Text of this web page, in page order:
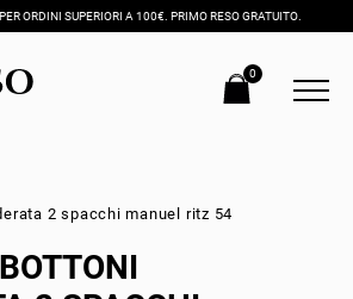
ORDINI SUPERIORI A 100€. PRIMO RESO GRATUITO.
0
2 spacchi manuel ritz 54